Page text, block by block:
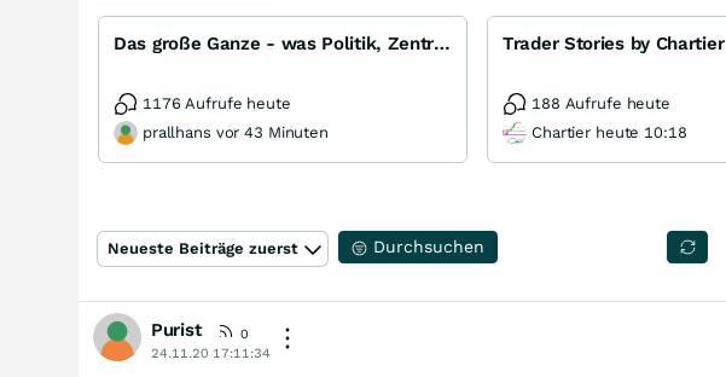
Das große Ganze - was Politik, Zentralbanken, Trends, Medien und Gesellschaft mit Aktien, Rohstoffen
1176 Aufrufe heute
prallhans vor 43 Minuten
Trader Stories by Chartier
188 Aufrufe heute
Chartier heute 10:18
Neueste Beiträge zuerst Durchsuchen
Purist
0
24.11.20 17:11:34